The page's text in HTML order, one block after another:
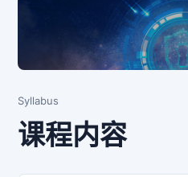
Syllabus
课程内容